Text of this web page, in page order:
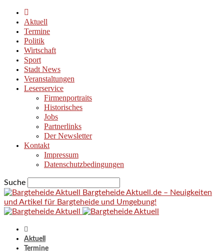
Aktuell
Termine
Politik
Wirtschaft
Sport
Stadt News
Veranstaltungen
Leserservice
Firmenportraits
Historisches
Jobs
Partnerlinks
Der Newsletter
Kontakt
Impressum
Datenschutzbedingungen
Suche
Bargteheide Aktuell.de – Neuigkeiten
und Artikel für Bargteheide und Umgebung!
Aktuell
Termine